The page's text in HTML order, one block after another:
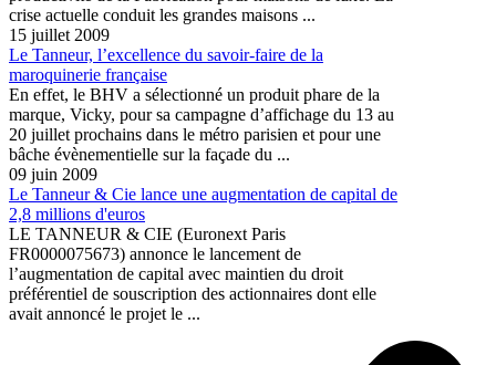
crise actuelle conduit les grandes maisons ...
15 juillet 2009
Le Tanneur, l’excellence du savoir-faire de la
maroquinerie française
En effet, le BHV a sélectionné un produit phare de la
marque, Vicky, pour sa campagne d’affichage du 13 au
20 juillet prochains dans le métro parisien et pour une
bâche évènementielle sur la façade du ...
09 juin 2009
Le Tanneur & Cie lance une augmentation de capital de
2,8 millions d'euros
LE TANNEUR & CIE (Euronext Paris
FR0000075673) annonce le lancement de
l’augmentation de capital avec maintien du droit
préférentiel de souscription des actionnaires dont elle
avait annoncé le projet le ...